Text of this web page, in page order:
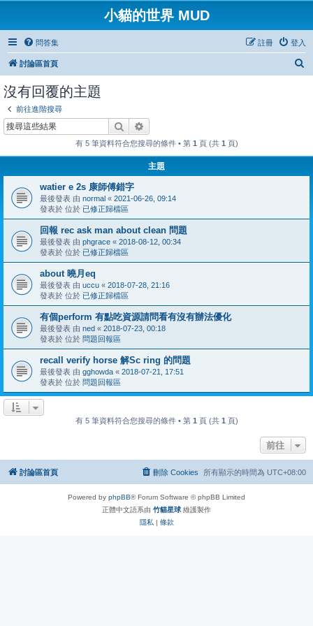
小貓的世界 MUD
問答集 登入
註冊
討論區首頁
沒有回覆的主題
前往進階搜尋
搜尋
有 5 筆資料符合您搜尋的條件 • 第 1 頁 (共 1 頁)
主題
watier e 2s 康師傅錯字
最後發表 由 normal « 2021-06-26, 09:14
發表於 位於 已修正歸檔區
回報 rec ask man about clean 問題
最後發表 由 phgrace « 2018-08-12, 00:34
發表於 位於 已修正歸檔區
about 曉月eq
最後發表 由 uccu « 2018-07-28, 21:16
發表於 位於 已修正歸檔區
有個perform 有點吃資源請問看有沒有辦法優化
最後發表 由 ned « 2018-07-23, 00:18
發表於 位於 問題回報區
recall verify horse 解Sc ring 的問題
最後發表 由 gghowda « 2018-07-21, 17:51
發表於 位於 問題回報區
有 5 筆資料符合您搜尋的條件 • 第 1 頁 (共 1 頁)
前往
討論區首頁 所有顯示的時間為 UTC+08:00
刪除 Cookies
Powered by phpBB® Forum Software © phpBB Limited
正體中文語系由 竹貓星球 維護製作
隱私 | 條款